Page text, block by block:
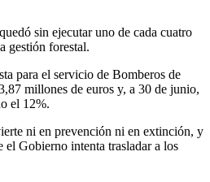
sin ejecutar uno de cada cuatro
gestión forestal.
para el servicio de Bomberos de
millones de euros y, a 30 de junio,
el 12%.
ni en prevención ni en extinción, y
el Gobierno intenta trasladar a los